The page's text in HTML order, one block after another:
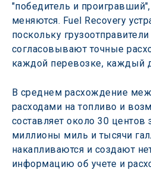
"победитель и
меняются. Fuel Recovery
поскольку
согласовывают точные
каждой перевозке, каждый
В среднем расхождение
расходами на топливо и
составляет около 30 центов
миллионы миль и тысячи
накапливаются и создают
информацию об учете и